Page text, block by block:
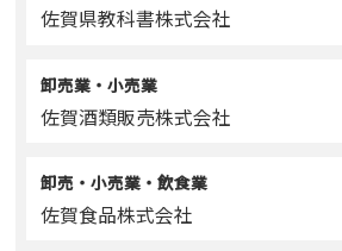
佐賀県教科書株式会社
卸売業・小売業
佐賀酒類販売株式会社
卸売・小売業・飲食業
佐賀食品株式会社